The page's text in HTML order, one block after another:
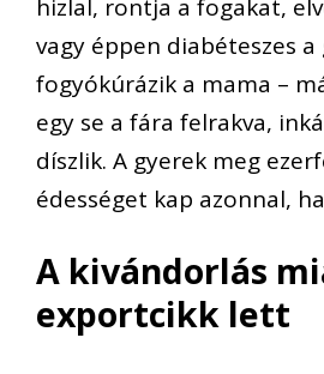
hizlal, rontja a fogakat,
vagy éppen diabéteszes a
fogyókúrázik a mama –
egy se a fára felrakva,
díszlik. A gyerek meg
édességet kap azonnal,
A kivándorlás
exportcikk lett